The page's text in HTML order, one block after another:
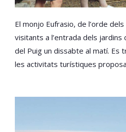
El monjo Eufrasio, de l’orde
visitants a l’entrada dels jardins
del Puig un dissabte al matí. Es
les activitats turístiques